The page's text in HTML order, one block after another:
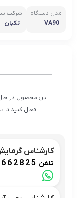
مدل دستگاه
VA90
شرکت
تکبان
این محصول در حال
فعال کنید
کارشناس
تلفن: